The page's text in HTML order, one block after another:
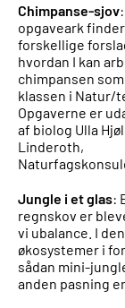
Chimpanse-sjov
opgaveark
forskellige
hvordan I kan
chimpansen
klassen i Natur/
Opgaverne er
af biolog Ulla
Linderoth,
Jungle i et glas:
regnskov er
vi ubalance. I
økosystemer i
sådan mini-
anden pasning